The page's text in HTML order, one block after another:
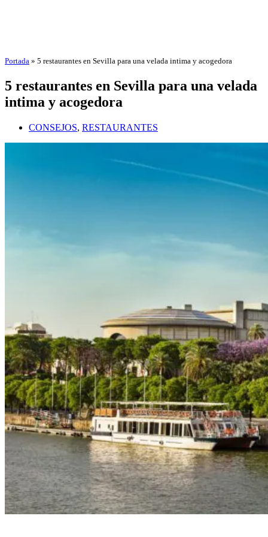
Portada » 5 restaurantes en Sevilla para una velada intima y acogedora
5 restaurantes en Sevilla para una velada
intima y acogedora
CONSEJOS, RESTAURANTES